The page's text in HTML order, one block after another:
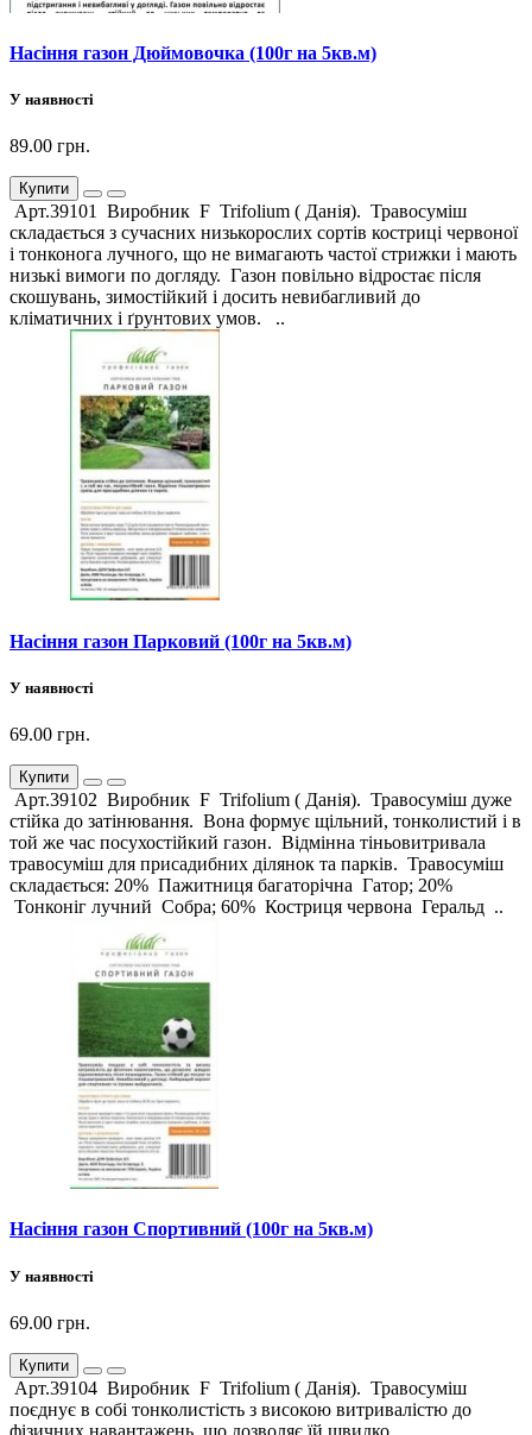
Насіння газон Дюймовочка (100г на 5кв.м)
У наявності
89.00 грн.
Купити
Арт.39101 Виробник F Trifolium ( Данія). Травосуміш
складається з сучасних низькорослих сортів костриці червоної
і тонконога лучного, що не вимагають частої стрижки і мають
низькі вимоги по догляду. Газон повільно відростає після
скошувань, зимостійкий і досить невибагливий до
кліматичних і ґрунтових умов. ..
Насіння газон Парковий (100г на 5кв.м)
У наявності
69.00 грн.
Купити
Арт.39102 Виробник F Trifolium ( Данія). Травосуміш дуже
стійка до затінювання. Вона формує щільний, тонколистий і в
той же час посухостійкий газон. Відмінна тіньовитривала
травосуміш для присадибних ділянок та парків. Травосуміш
складається: 20% Пажитниця багаторічна Гатор; 20%
Тонконіг лучний Собра; 60% Костриця червона Геральд ..
Насіння газон Спортивний (100г на 5кв.м)
У наявності
69.00 грн.
Купити
Арт.39104 Виробник F Trifolium ( Данія). Травосуміш
поєднує в собі тонколистість з високою витривалістю до
фізичних навантажень, що дозволяє їй швидко